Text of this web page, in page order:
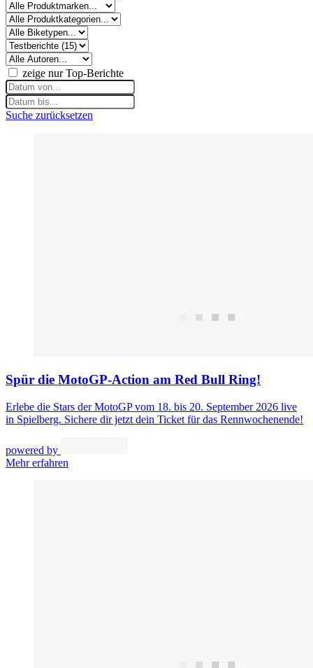
zeige nur Top-Berichte
Suche zurücksetzen
Spür die MotoGP-Action am Red Bull Ring!
Erlebe die Stars der MotoGP vom 18. bis 20. September 2026 live
in Spielberg. Sichere dir jetzt dein Ticket für das Rennwochenende!
powered by
Mehr erfahren